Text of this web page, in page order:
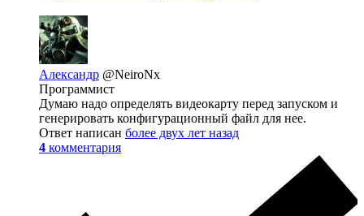
Александр @NeiroNx
Программист
Думаю надо определять видеокарту перед запуском и
генерировать конфигурационный файл для нее.
Ответ написан более двух лет назад
4 комментария